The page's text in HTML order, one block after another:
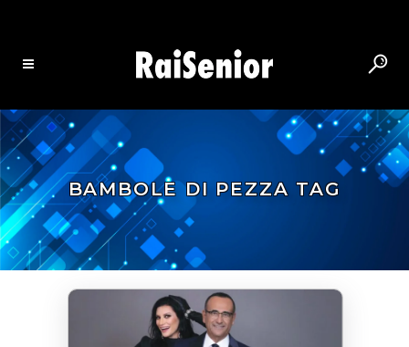
BAMBOLE DI PEZZA TAG